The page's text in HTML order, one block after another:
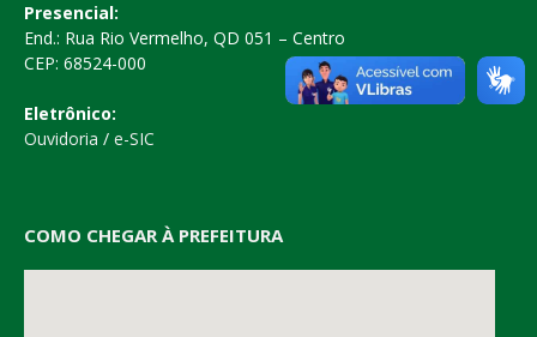
Presencial:
End.: Rua Rio Vermelho, QD 051 – Centro
CEP: 68524-000
Eletrônico:
Ouvidoria / e-SIC
COMO CHEGAR À PREFEITURA